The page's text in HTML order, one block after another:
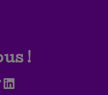
!
LinkedIn